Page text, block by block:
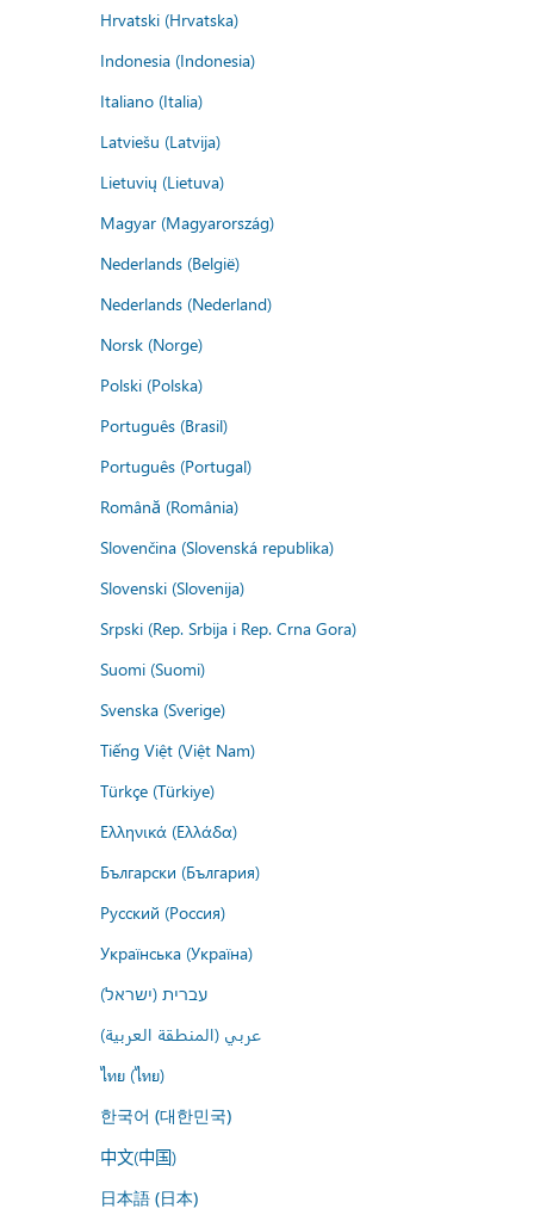
Hrvatski (Hrvatska)
Indonesia (Indonesia)
Italiano (Italia)
Latviešu (Latvija)
Lietuvių (Lietuva)
Magyar (Magyarország)
Nederlands (België)
Nederlands (Nederland)
Norsk (Norge)
Polski (Polska)
Português (Brasil)
Português (Portugal)
Română (România)
Slovenčina (Slovenská republika)
Slovenski (Slovenija)
Srpski (Rep. Srbija i Rep. Crna Gora)
Suomi (Suomi)
Svenska (Sverige)
Tiếng Việt (Việt Nam)
Türkçe (Türkiye)
Ελληνικά (Ελλάδα)
Български (България)
Русский (Россия)
Українська (Україна)
עברית (ישראל)
عربي (المنطقة العربية)
ไทย (ไทย)
한국어 (대한민국)
中文(中国)
日本語 (日本)